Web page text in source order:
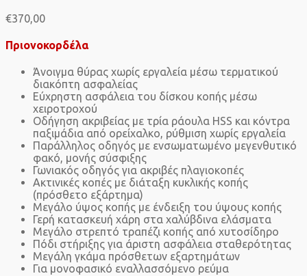
€370,00
Πριονοκορδέλα
Άνοιγμα θύρας χωρίς εργαλεία μέσω τερματικού
διακόπτη ασφαλείας
Εύχρηστη ασφάλεια του δίσκου κοπής μέσω
χειροτροχού
Οδήγηση ακριβείας με τρία ράουλα HSS και κόντρα
παξιμάδια από ορείχαλκο, ρύθμιση χωρίς εργαλεία
Παράλληλος οδηγός με ενσωματωμένο μεγενθυτικό
φακό, μονής σύσφιξης
Γωνιακός οδηγός για ακριβές πλαγιοκοπές
Ακτινικές κοπές με διάταξη κυκλικής κοπής
(πρόσθετο εξάρτημα)
Μεγάλο ύψος κοπής με ένδειξη του ύψους κοπής
Γερή κατασκευή χάρη στα χαλύβδινα ελάσματα
Μεγάλο στρεπτό τραπέζι κοπής από χυτοσίδηρο
Πόδι στήριξης για άριστη ασφάλεια σταθερότητας
Μεγάλη γκάμα πρόσθετων εξαρτημάτων
Για μονοφασικό εναλλασσόμενο ρεύμα